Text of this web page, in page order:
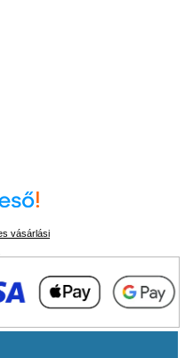
vásárlási